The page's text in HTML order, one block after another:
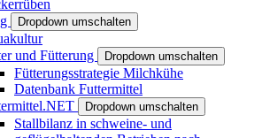
Dropdown umschalten
und Fütterung
Dropdown umschalten
Fütterungsstrategie Milchkühe
Datenbank Futtermittel
Dropdown umschalten
Stallbilanz in schweine- und